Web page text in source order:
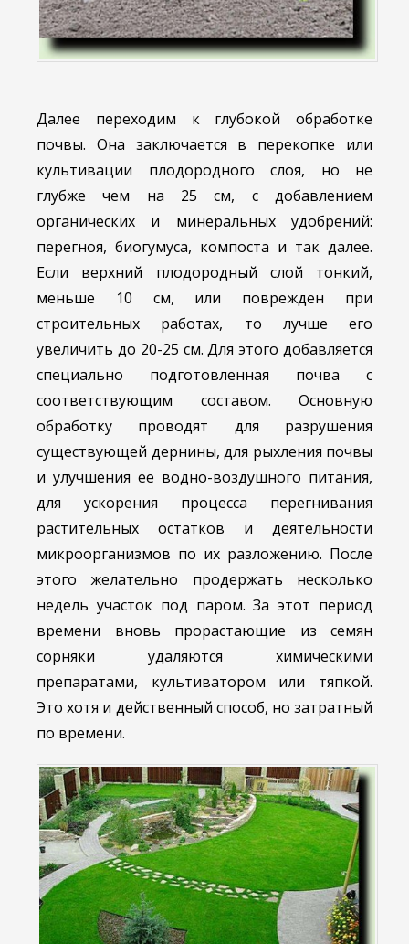
Далее переходим к глубокой обработке
почвы. Она заключается в перекопке или
культивации плодородного слоя, но не
глубже чем на 25 см, с добавлением
органических и минеральных удобрений:
перегноя, биогумуса, компоста и так далее.
Если верхний плодородный слой тонкий,
меньше 10 см, или поврежден при
строительных работах, то лучше его
увеличить до 20-25 см. Для этого добавляется
специально подготовленная почва с
соответствующим составом. Основную
обработку проводят для разрушения
существующей дернины, для рыхления почвы
и улучшения ее водно-воздушного питания,
для ускорения процесса перегнивания
растительных остатков и деятельности
микроорганизмов по их разложению. После
этого желательно продержать несколько
недель участок под паром. За этот период
времени вновь прорастающие из семян
сорняки удаляются химическими
препаратами, культиватором или тяпкой.
Это хотя и действенный способ, но затратный
по времени.